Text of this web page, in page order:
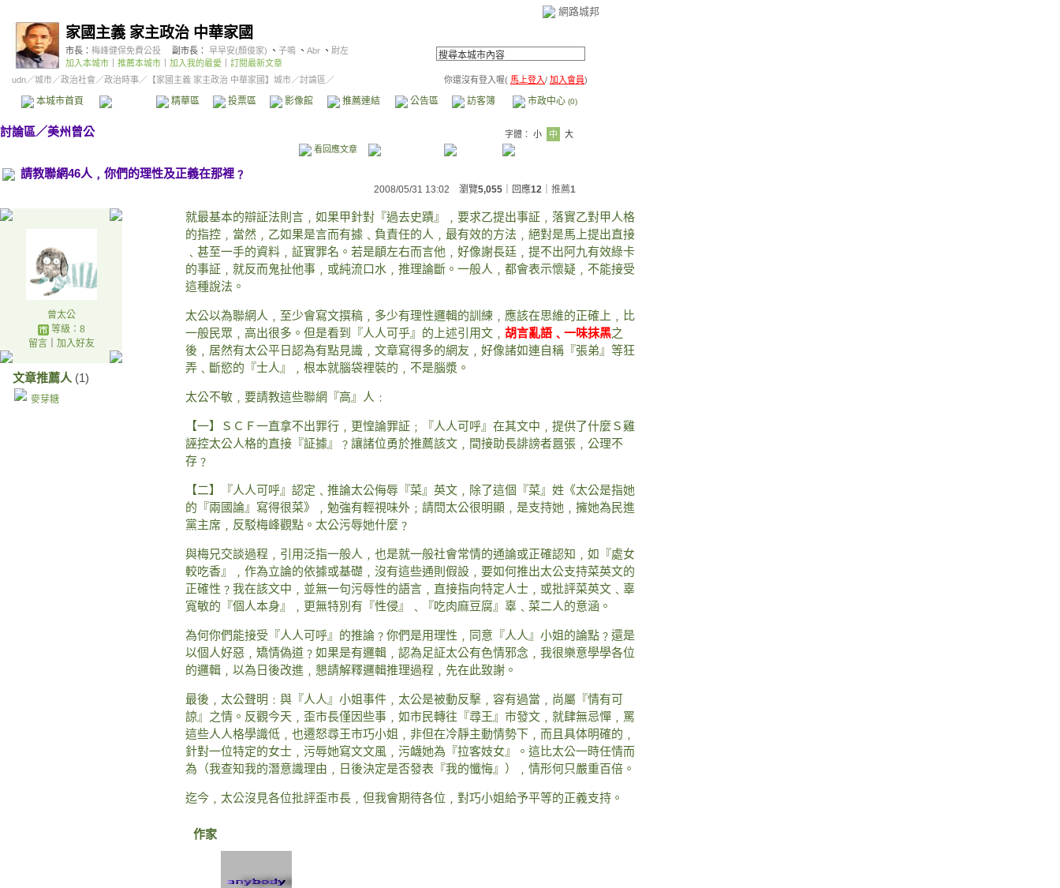
網路城邦
家國主義 家主政治 中華家國
市長： 梅峰健保免費公投 副市長： 早早安(顏俊家) 、 子鳴 、 Abr 、 尉左
加入本城市
推薦本城市 加入我的最愛
訂閱最新文章
udn／城市／政治社會 ／政治時事／ 【家國主義 家主政治 中華家國】城市／討論區／ 你還沒有登入喔( 馬上登入/ 加入會員)
本城市首頁 精華區 投票區 影像館 推薦連結 公告區 訪客簿 市政中心 (0)
討論區／美州曾公 字體： 小 中
大
看回應文章
請教聯網46人﹐你們的理性及正義在那裡﹖
2008/05/31 13:02 瀏覽5,055 ｜回應12 推薦1
曾太公
等級：8
留言｜ 加入好友
文章推薦人 (1)
麥芽糖
就最基本的辯証法則言﹐如果甲針對『過去史蹟』﹐要求乙提出事証﹐落實乙對甲人格
的指控﹐當然﹐乙如果是言而有據﹑負責任的人﹐最有效的方法﹐絕對是馬上提出直接
﹑甚至一手的資料﹐証實罪名。若是顅左右而言他﹐好像謝長廷﹐提不出阿九有效綠卡
的事証﹐就反而鬼扯他事﹐或純流口水﹐推理論斷。一般人﹐都會表示懷疑﹐不能接受
這種說法。
太公以為聯網人﹐至少會寫文撰稿﹐多少有理性邏輯的訓練﹐應該在思維的正確上﹐比
一般民眾﹐高出很多。但是看到『人人可乎』的上述引用文﹐ 胡言亂語 ﹑一味抹黑之
後﹐居然有太公平日認為有點見識﹐文章寫得多的網友﹐好像諸如連自稱『張弟』等狂
弄﹑斷慾的『士人』﹐根本就腦袋裡裝的﹐不是腦漿。
太公不敏﹐要請教這些聯網『高』人﹕
【一】ＳＣＦ一直拿不出罪行﹐更惶論罪証﹔『人人可呼』在其文中﹐提供了什麼Ｓ雞
誣控太公人格的直接『証據』﹖讓諸位勇於推薦該文﹐間接助長誹謗者囂張﹐公理不
存﹖
【二】『人人可呼』認定﹑推論太公侮辱『菜』英文﹐除了這個『菜』姓《太公是指她
的『兩國論』寫得很菜》﹐勉強有輕視味外﹔請問太公很明顯﹐是支持她﹐擁她為民進
黨主席﹐反駁梅峰觀點。太公污辱她什麼﹖
與梅兄交談過程﹐引用泛指一般人﹐也是就一般社會常情的通論或正確認知﹐如『處女
較吃香』﹐作為立論的依據或基礎﹐沒有這些通則假設﹐要如何推出太公支持菜英文的
正確性﹖我在該文中﹐並無一句污辱性的語言﹐直接指向特定人士﹐或批評菜英文﹑辜
寬敏的『個人本身』﹐更無特別有『性侵』﹑『吃肉麻豆腐』辜﹑菜二人的意涵。
為何你們能接受『人人可呼』的推論﹖你們是用理性﹐同意『人人』小姐的論點﹖還是
以個人好惡﹐矯情偽道﹖如果是有邏輯﹐認為足証太公有色情邪念﹐我很樂意學學各位
的邏輯﹐以為日後改進﹐懇請解釋邏輯推理過程﹐先在此致謝。
最後﹐太公聲明﹕與『人人』小姐事件﹐太公是被動反擊﹐容有過當﹐尚屬『情有可
諒』之情。反觀今天﹐歪市長僅因些事﹐如市民轉往『尋王』巿發文﹐就肆無忌憚﹐罵
這些人人格學識低﹐也遷怒尋王市巧小姐﹐非但在冷靜主動情勢下﹐而且具体明確的﹐
針對一位特定的女士﹐污辱她寫文文風﹐污衊她為『拉客妓女』。這比太公一時任情而
為（我查知我的潛意識理由﹐日後決定是否發表『我的懺悔』）﹐情形何只嚴重百倍。
迄今﹐太公沒見各位批評歪市長﹐但我會期待各位﹐對巧小姐給予平等的正義支持。
作家